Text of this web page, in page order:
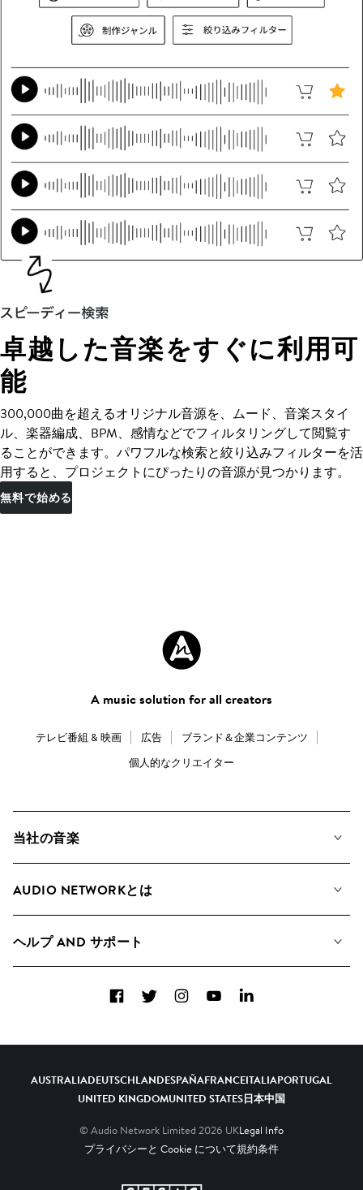
卓越した音楽をすぐに利用可
能
300,000曲を超えるオリジナル音源を、ムード、音楽スタイ
ル、楽器編成、BPM、感情などでフィルタリングして閲覧す
ることができます。パワフルな検索と絞り込みフィルターを活
用すると、プロジェクトにぴったりの音源が見つかります。
無料で始める
A music solution for all creators
テレビ番組 & 映画 広告
ブランド＆企業コンテンツ
個人的なクリエイター
当社の音楽
検索
アルバム
AUDIO NETWORKとは
ヘルプ AND サポート
FacebookTwitterInstagramYouTubeLinkedIn
AUSTRALIADEUTSCHLANDESPAÑAFRANCEITALIAPORTUGAL
UNITED KINGDOMUNITED STATES日本中国
© Audio Network Limited 2026 UKLegal Info
プライバシーと Cookie について規約条件